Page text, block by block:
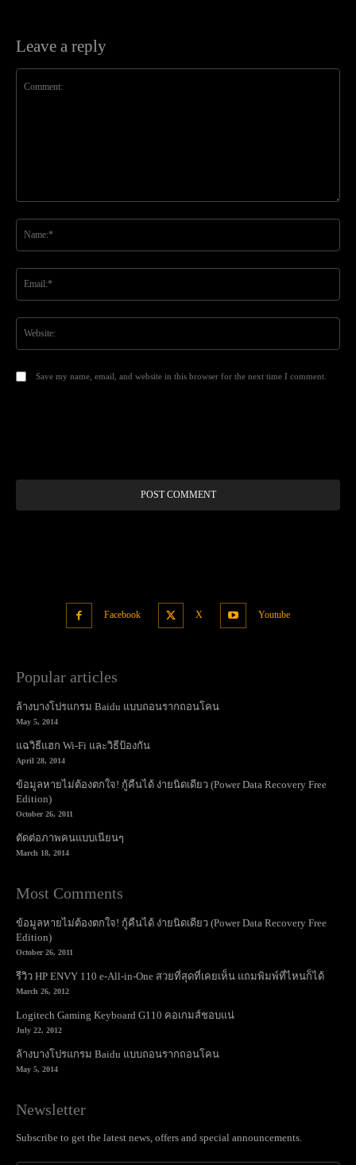
Leave a reply
Save my name, email, and website in this browser for the next time I comment.
Facebook X Youtube
Popular articles
ล้างบางโปรแกรม Baidu แบบถอนรากถอนโคน
May 5, 2014
แฉวิธีแฮก Wi-Fi และวิธีป้องกัน
April 28, 2014
ข้อมูลหายไม่ต้องตกใจ! กู้คืนได้ ง่ายนิดเดียว (Power Data Recovery Free
Edition)
October 26, 2011
ตัดต่อภาพคนแบบเนียนๆ
March 18, 2014
Most Comments
ข้อมูลหายไม่ต้องตกใจ! กู้คืนได้ ง่ายนิดเดียว (Power Data Recovery Free
Edition)
October 26, 2011
รีวิว HP ENVY 110 e-All-in-One สวยที่สุดที่เคยเห็น แถมพิมพ์ที่ไหนก็ได้
March 26, 2012
Logitech Gaming Keyboard G110 คอเกมส์ชอบแน่
July 22, 2012
ล้างบางโปรแกรม Baidu แบบถอนรากถอนโคน
May 5, 2014
Newsletter
Subscribe to get the latest news, offers and special announcements.